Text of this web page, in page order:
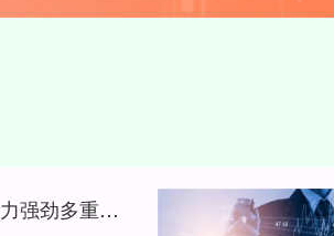
展鵬配资 东吴证券执委丁文韬：资本市场活力强劲多重利好提振A股